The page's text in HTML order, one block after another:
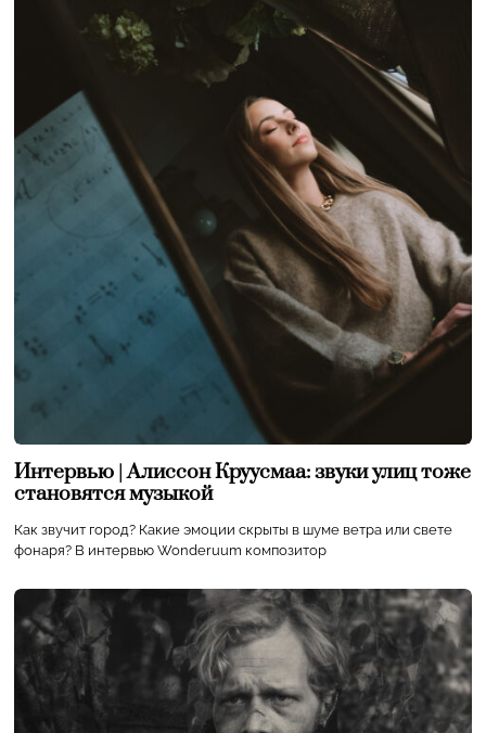
Интервью | Алиссон Круусмаа: звуки улиц тоже
становятся музыкой
Как звучит город? Какие эмоции скрыты в шуме ветра или свете
фонаря? В интервью Wonderuum композитор